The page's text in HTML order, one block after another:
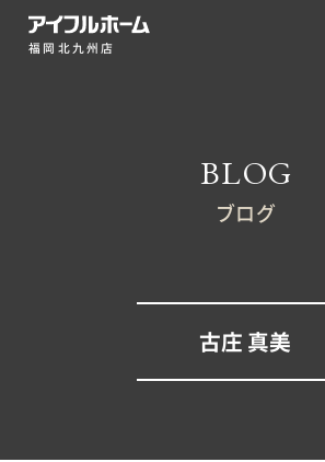
福岡北九州店
BLOG
ブログ
古庄 真美